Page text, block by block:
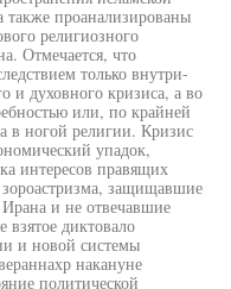
также проанализированы
религиозного
Отмечается, что
только внутри-
и духовного кризиса, а во
или, по крайней
в ногой религии. Кризис
упадок,
интересов правящих
защищавшие
и не отвечавшие
диктовало
и новой системы
накануне
политической